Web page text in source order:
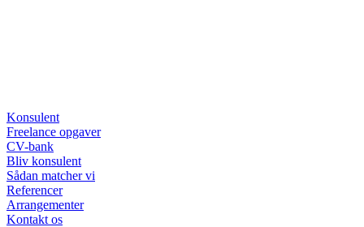
Konsulent
Freelance opgaver
CV-bank
Bliv konsulent
Sådan matcher vi
Referencer
Arrangementer
Kontakt os